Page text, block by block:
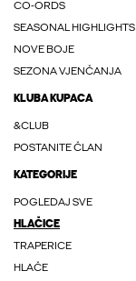
CO-ORDS
SEASONAL HIGHLIGHTS
NOVE BOJE
SEZONA VJENČANJA
KLUBA KUPACA
&CLUB
POSTANITE ČLAN
KATEGORIJE
POGLEDAJ SVE
HLAČICE
TRAPERICE
HLAČE